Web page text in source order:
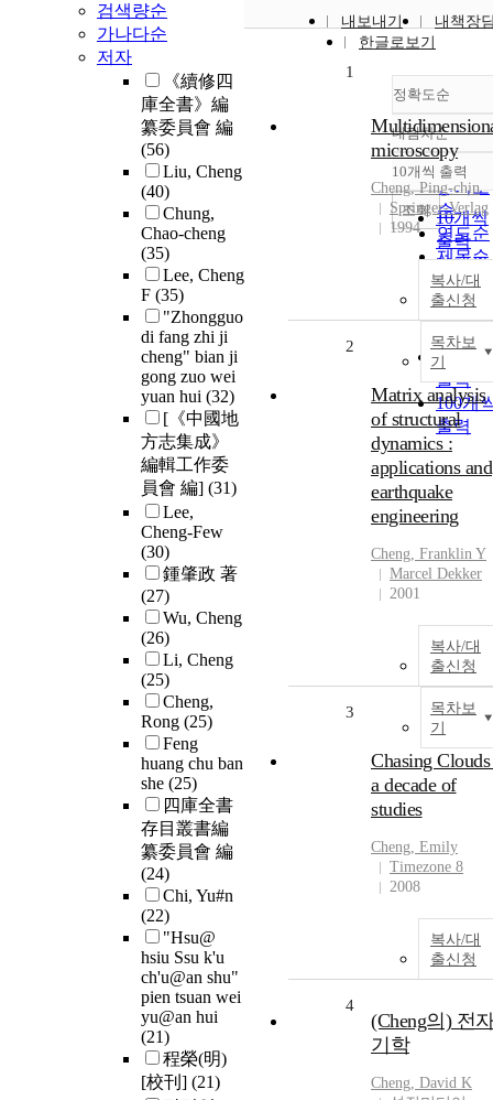
검색량순
가나다순
저자
《續修四
庫全書》編
纂委員會 編
(56)
Liu, Cheng
(40)
Chung,
Chao-cheng
(35)
Lee, Cheng
F (35)
"Zhongguo
di fang zhi ji
cheng" bian ji
gong zuo wei
yuan hui (32)
[《中國地
方志集成》
編輯工作委
員會 編] (31)
Lee,
Cheng-Few
(30)
鍾肇政 著
(27)
Wu, Cheng
(26)
Li, Cheng
(25)
Cheng,
Rong (25)
Feng
huang chu ban
she (25)
四庫全書
存目叢書編
纂委員會 編
(24)
Chi, Yu#n
(22)
"Hsu@
hsiu Ssu k'u
ch'u@an shu"
pien tsuan wei
yu@an hui
(21)
程榮(明)
[校刊] (21)
내보내기
내책장
한글로보기
정확도순
정확도
순
인기도
순
연도순
제목순
저자순
발행기
관순
내림차순
내림
10개씩 출력
10개씩
출력
20개씩
출력
30개씩
출력
50개씩
출력
100개
출력
조회
1
microscopy
Cheng, Ping-chin
Springer-Verlag
1994
복사/대
출신청
목차보
기
2
Matrix analysis
of structural
dynamics :
applications and
earthquake
engineering
Cheng, Franklin Y
Marcel Dekker
2001
복사/대
출신청
목차보
기
3
Chasing
a decade of
studies
Cheng, Emily
Timezone 8
2008
복사/대
출신청
4
(Cheng의) 전
기학
Cheng, David K